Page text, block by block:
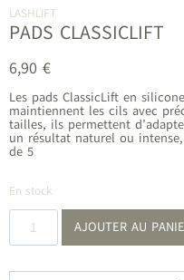
LASHLIFT
PADS CLASSICLIFT
6,90 €
Les pads ClassicLift en
maintiennent les cils avec
tailles, ils permettent
un résultat naturel ou
de 5
En stock
quantité
Pads
AJOUTER AU